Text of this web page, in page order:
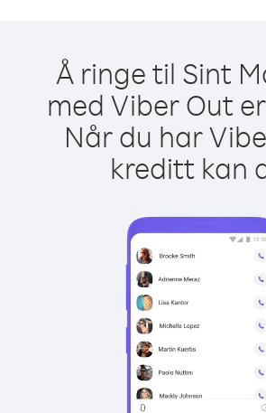
Å ringe til Sint
med Viber Out
Når du har
kreditt kan